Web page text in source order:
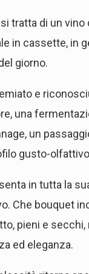
tratta di un
in cassette, in
giorno.
e
una
un
gusto-
in tutta la
Che bouquet
pieni e
ed eleganza.